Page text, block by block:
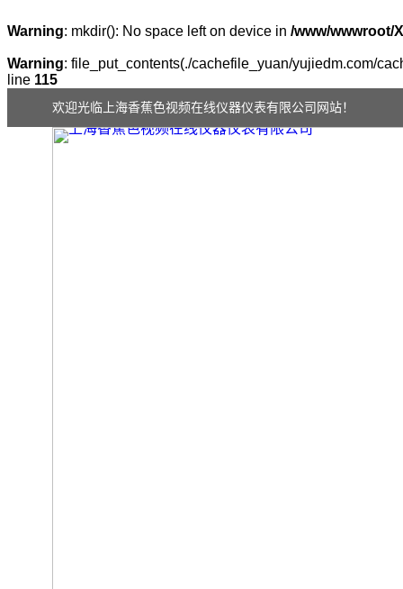
Warning: mkdir(): No space left on device in /www/wwwroot/
Warning: file_put_contents(./cachefile_yuan/yujiedm.com/
line 115
欢迎光临上海香蕉色视频在线仪器仪表有限公司网站！